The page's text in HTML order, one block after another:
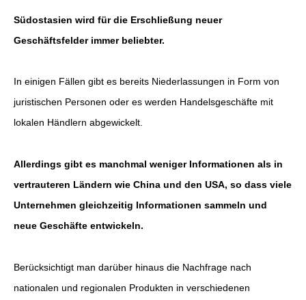
Südostasien wird für die Erschließung neuer
Geschäftsfelder immer beliebter.
In einigen Fällen gibt es bereits Niederlassungen in Form von
juristischen Personen oder es werden Handelsgeschäfte mit
lokalen Händlern abgewickelt.
Allerdings gibt es manchmal weniger Informationen als in
vertrauteren Ländern wie China und den USA, so dass viele
Unternehmen gleichzeitig Informationen sammeln und
neue Geschäfte entwickeln.
Berücksichtigt man darüber hinaus die Nachfrage nach
nationalen und regionalen Produkten in verschiedenen